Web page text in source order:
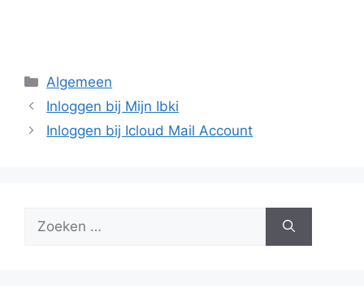
Categorieën
Algemeen
Inloggen bij Mijn Ibki
Inloggen bij Icloud Mail Account
Zoek